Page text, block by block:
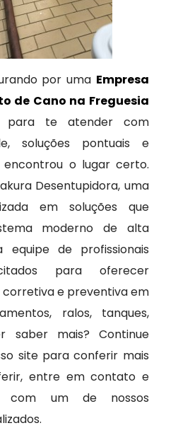
por uma Empresa
de Cano na Freguesia
para te atender com
soluções pontuais e
encontrou o lugar certo.
Desentupidora, uma
em soluções que
moderno de alta
equipe de profissionais
para oferecer
corretiva e preventiva em
ralos, tanques,
saber mais? Continue
site para conferir mais
entre em contato e
com um de nossos